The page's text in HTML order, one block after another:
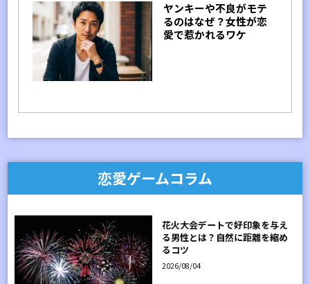
ヤンキーや不良がモテ
るのはなぜ？女性が恋
愛で惹かれるワケ
恋愛ゲームコラム
花火大会デートで好印象を与え
る男性とは？自然に距離を縮め
るコツ
2026/08/04